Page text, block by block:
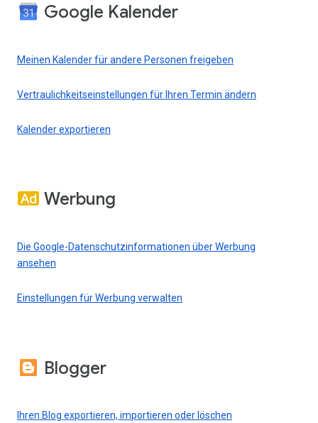
Google Kalender
Meinen Kalender für andere Personen freigeben
Vertraulichkeitseinstellungen für Ihren Termin ändern
Kalender exportieren
Werbung
Die Google-Datenschutzinformationen über Werbung
ansehen
Einstellungen für Werbung verwalten
Blogger
Ihren Blog exportieren, importieren oder löschen